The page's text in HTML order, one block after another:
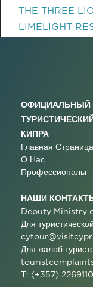
THE THREE
LIMELIGHT
ОФИЦИАЛЬНЫЙ
КИПРА
Главная Страница
О Нас
Профессионалы
НАШИ
Deputy Ministry
Для
Для жалоб
T: (+357)